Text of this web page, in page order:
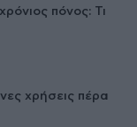
πόνος: Τι
χρήσεις πέρα